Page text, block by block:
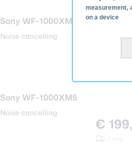
measurement,
on a device
Sony WF-1000XM5
Noise cancelling
€
Sony WF-1000XM5
Noise cancelling
€